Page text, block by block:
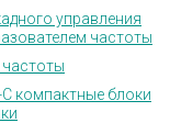
управления
частоты
компактные блоки